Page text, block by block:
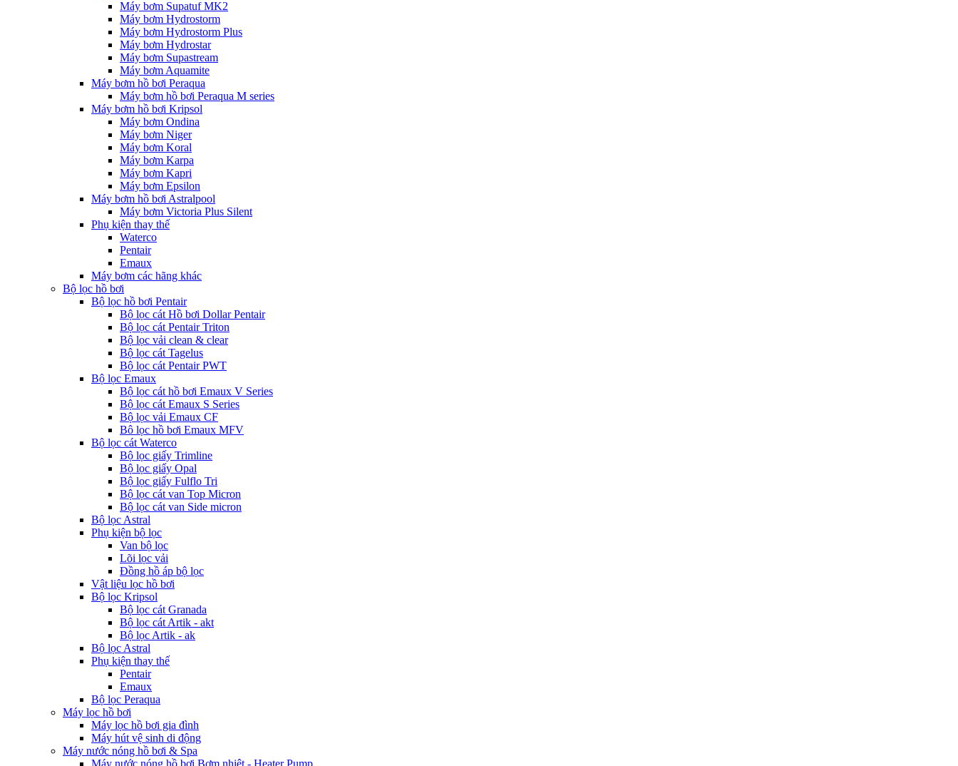
Máy bơm Supatuf MK2
Máy bơm Hydrostorm
Máy bơm Hydrostorm Plus
Máy bơm Hydrostar
Máy bơm Supastream
Máy bơm Aquamite
Máy bơm hồ bơi Peraqua
Máy bơm hồ bơi Peraqua M series
Máy bơm hồ bơi Kripsol
Máy bơm Ondina
Máy bơm Niger
Máy bơm Koral
Máy bơm Karpa
Máy bơm Kapri
Máy bơm Epsilon
Máy bơm hồ bơi Astralpool
Máy bơm Victoria Plus Silent
Phụ kiện thay thế
Waterco
Pentair
Emaux
Máy bơm các hãng khác
Bộ lọc hồ bơi
Bộ lọc hồ bơi Pentair
Bộ lọc cát Hồ bơi Dollar Pentair
Bộ lọc cát Pentair Triton
Bộ lọc vải clean & clear
Bộ lọc cát Tagelus
Bộ lọc cát Pentair PWT
Bộ lọc Emaux
Bộ lọc cát hồ bơi Emaux V Series
Bộ lọc cát Emaux S Series
Bộ lọc vải Emaux CF
Bô lọc hồ bơi Emaux MFV
Bộ lọc cát Waterco
Bộ lọc giấy Trimline
Bộ lọc giấy Opal
Bộ lọc giấy Fulflo Tri
Bộ lọc cát van Top Micron
Bộ lọc cát van Side micron
Bộ lọc Astral
Phụ kiện bộ lọc
Van bộ lọc
Lõi lọc vải
Đồng hồ áp bộ lọc
Vật liệu lọc hồ bơi
Bộ lọc Kripsol
Bộ lọc cát Granada
Bộ lọc cát Artik - akt
Bộ lọc Artik - ak
Bộ lọc Astral
Phụ kiện thay thế
Pentair
Emaux
Bộ lọc Peraqua
Máy lọc hồ bơi
Máy lọc hồ bơi gia đình
Máy hút vệ sinh di động
Máy nước nóng hồ bơi & Spa
Máy nước nóng hồ bơi Bơm nhiệt - Heater Pump